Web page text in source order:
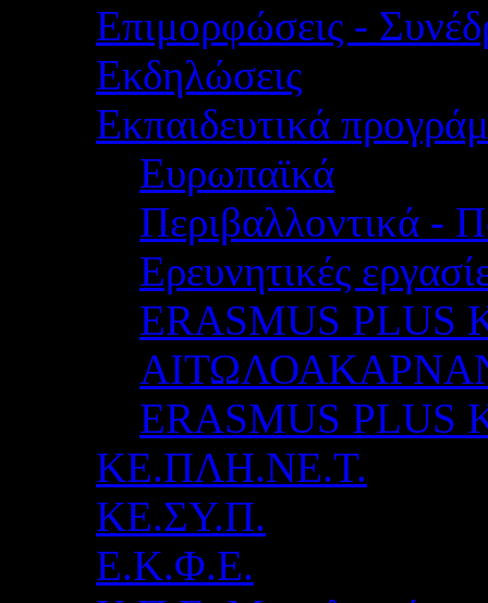
Επιμορφώσεις -
Εκδηλώσεις
Εκπαιδευτικά
Ευρωπαϊκά
Περιβαλλοντικά -
Ερευνητικές
ERASMUS PLUS
ERASMUS
ΚΕ.ΠΛΗ.ΝΕ.Τ.
ΚΕ.ΣΥ.Π.
Ε.Κ.Φ.Ε.